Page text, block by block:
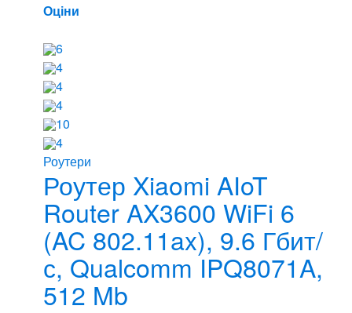
Оціни
6
4
4
4
10
4
Роутери
Роутер Xiaomi AIoT
Router AX3600 WiFi 6
(AC 802.11ax), 9.6 Гбит/
с, Qualcomm IPQ8071A,
512 Mb